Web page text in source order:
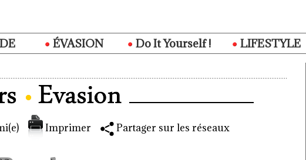
ÉVASION Do It Yourself ! LIFESTYLE
Imprimer Partager sur les réseaux